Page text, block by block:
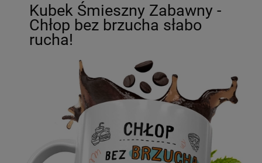
Kubek Śmieszny Zabawny -
Chłop bez brzucha słabo
rucha!